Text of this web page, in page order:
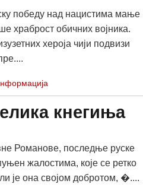
победу над нацистима мање
храброст обичних војника.
хероја чији подвизи
кнегиња
Романове, последње руске
жалостима, које се ретко
је она својом добротом, �....